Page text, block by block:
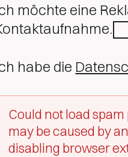
möchte eine
habe die
Could not load
may be caused by
disabling browser